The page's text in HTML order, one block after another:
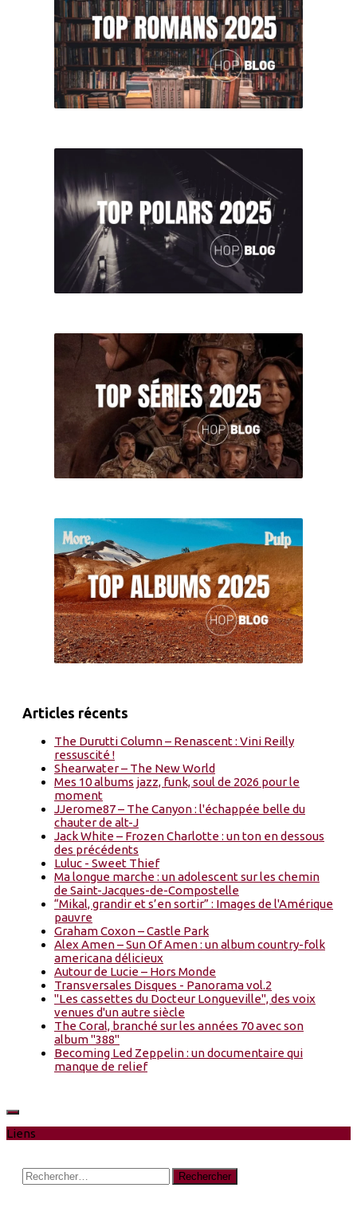
Articles récents
The Durutti Column – Renascent : Vini Reilly
ressuscité !
Shearwater – The New World
Mes 10 albums jazz, funk, soul de 2026 pour le
moment
JJerome87 – The Canyon : l'échappée belle du
chauter de alt-J
Jack White – Frozen Charlotte : un ton en dessous
des précédents
Luluc - Sweet Thief
Ma longue marche : un adolescent sur les chemin
de Saint-Jacques-de-Compostelle
“Mikal, grandir et s’en sortir” : Images de l'Amérique
pauvre
Graham Coxon – Castle Park
Alex Amen – Sun Of Amen : un album country-folk
americana délicieux
Autour de Lucie – Hors Monde
Transversales Disques - Panorama vol.2
"Les cassettes du Docteur Longueville", des voix
venues d'un autre siècle
The Coral, branché sur les années 70 avec son
album "388"
Becoming Led Zeppelin : un documentaire qui
manque de relief
Liens
Rechercher :